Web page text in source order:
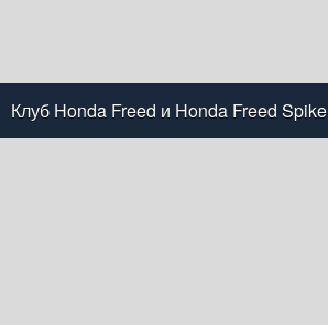
Клуб Honda Freed и Honda Freed Spike